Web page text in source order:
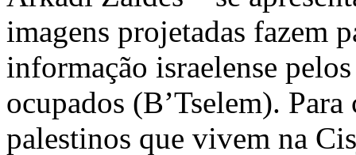
imagens projetadas fazem
informação israelense
ocupados (B’Tselem).
palestinos que vivem na